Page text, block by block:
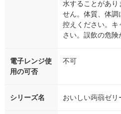
水することがあり
せん。体質、体調
控えください。キ
さい。誤飲の危険
電子レンジ使
用の可否
不可
シリーズ名 おいしい蒟蒻ゼリ